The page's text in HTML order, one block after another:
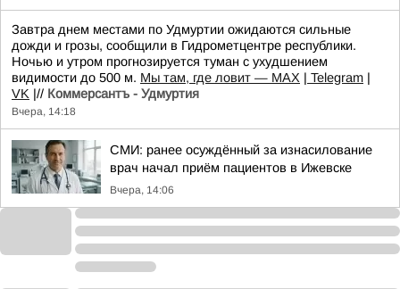
Завтра днем местами по Удмуртии ожидаются сильные
дожди и грозы, сообщили в Гидрометцентре республики.
Ночью и утром прогнозируется туман с ухудшением
видимости до 500 м. Мы там, где ловит — MAX | Telegram |
VK |// Коммерсантъ - Удмуртия
Вчера, 14:18
СМИ: ранее осуждённый за изнасилование
врач начал приём пациентов в Ижевске
Вчера, 14:06